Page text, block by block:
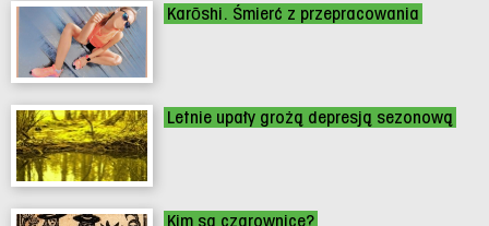
Karōshi. Śmierć z przepracowania
Letnie upały grożą depresją sezonową
Kim są czarownice?